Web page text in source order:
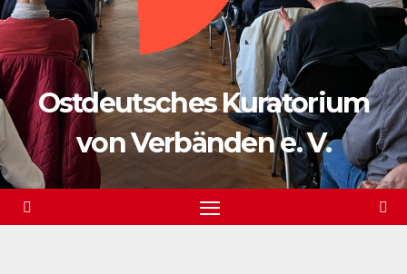
Ostdeutsches Kuratorium
von Verbänden e. V.